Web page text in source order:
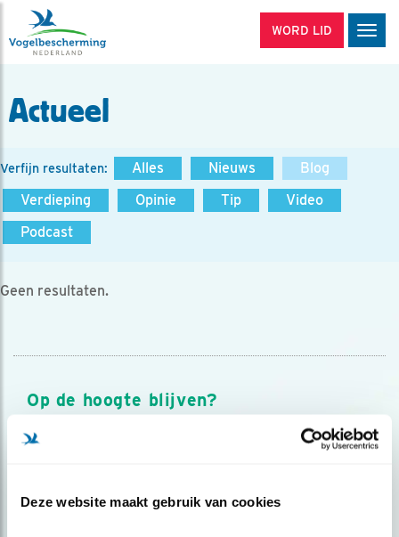
Deze website maakt gebruik van cookies
WORD LID
Actueel
Verfijn resultaten: Alles Nieuws
Blog
Verdieping
Opinie Tip
Video
Podcast
Geen resultaten.
Op de hoogte blijven?
Meld je aan en ontvang nieuws, inspiratie, acties en tips
over vogels en activiteiten van Vogelbescherming.